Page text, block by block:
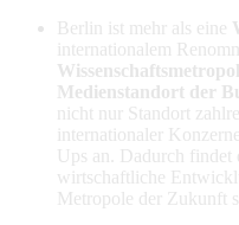
Berlin ist mehr als eine
internationalem
Medienstandort der
nicht nur Standort
internationaler
Ups an. Dadurch findet
wirtschaftliche
Metropole der Zukunft